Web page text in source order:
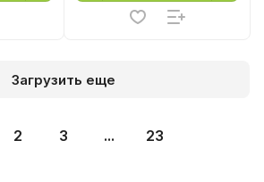
Загрузить еще
2 3 ... 23